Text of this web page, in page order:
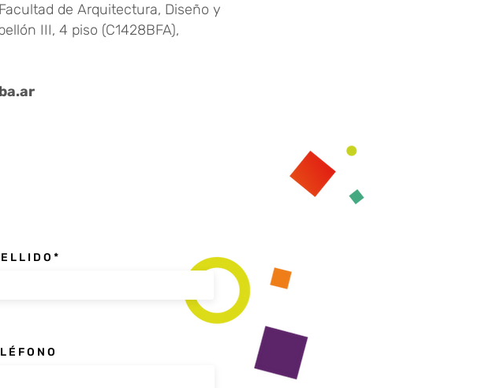
L L I D O
É F O N O
de Arquitectura, Diseño y
III, 4 piso (C1428BFA),